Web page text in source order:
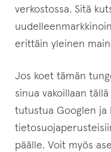
verkostossa. Sitä
erittäin yleinen
Jos koet tämän
sinua vakoillaan
tutustua Googlen ja
päälle. Voit myös